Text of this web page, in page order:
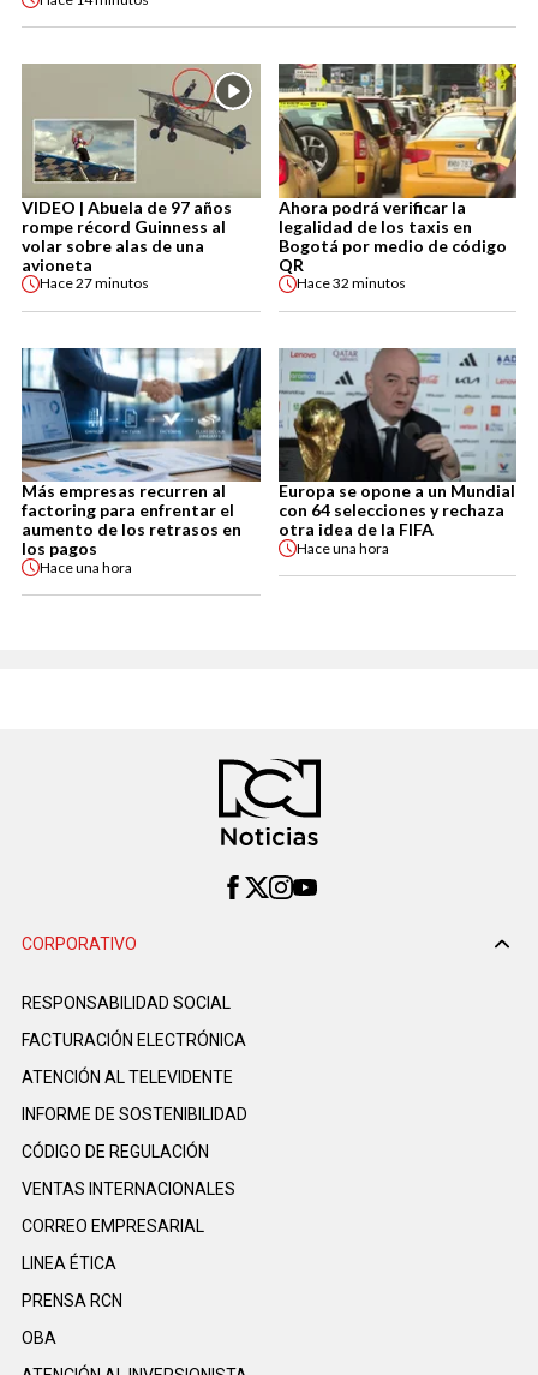
VIDEO | Abuela de 97 años
rompe récord Guinness al
volar sobre alas de una
avioneta
Hace27 minutos
Ahora podrá verificar la
legalidad de los taxis en
Bogotá por medio de código
QR
Hace32 minutos
Más empresas recurren al
factoring para enfrentar el
aumento de los retrasos en
los pagos
Haceuna hora
Europa se opone a un Mundial
con 64 selecciones y rechaza
otra idea de la FIFA
Haceuna hora
CORPORATIVO
RESPONSABILIDAD SOCIAL
FACTURACIÓN ELECTRÓNICA
ATENCIÓN AL TELEVIDENTE
INFORME DE SOSTENIBILIDAD
CÓDIGO DE REGULACIÓN
VENTAS INTERNACIONALES
CORREO EMPRESARIAL
LINEA ÉTICA
PRENSA RCN
OBA